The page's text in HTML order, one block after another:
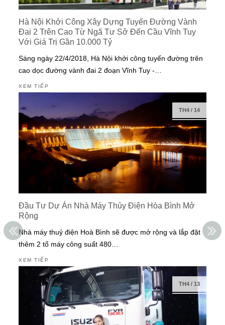
Hà Nội Khởi Công Xây Dựng Tuyến Đường Vành
Đai 2 Trên Cao Từ Ngã Tư Sở Đến Cầu Vĩnh Tuy
Với Giá Trị Gần 10.000 Tỷ
Sáng ngày 22/4/2018, Hà Nội khởi công tuyến đường trên
cao dọc đường vành đai 2 đoạn Vĩnh Tuy -…
XEM TIẾP
TH4/ 14
Đầu Tư Dự Án Nhà Máy Thủy Điện Hòa Bình Mở
Rộng
Nhà máy thuỷ điện Hoà Bình sẽ được mở rộng và lắp đặt
thêm 2 tổ máy công suất 480…
XEM TIẾP
TH4/ 13